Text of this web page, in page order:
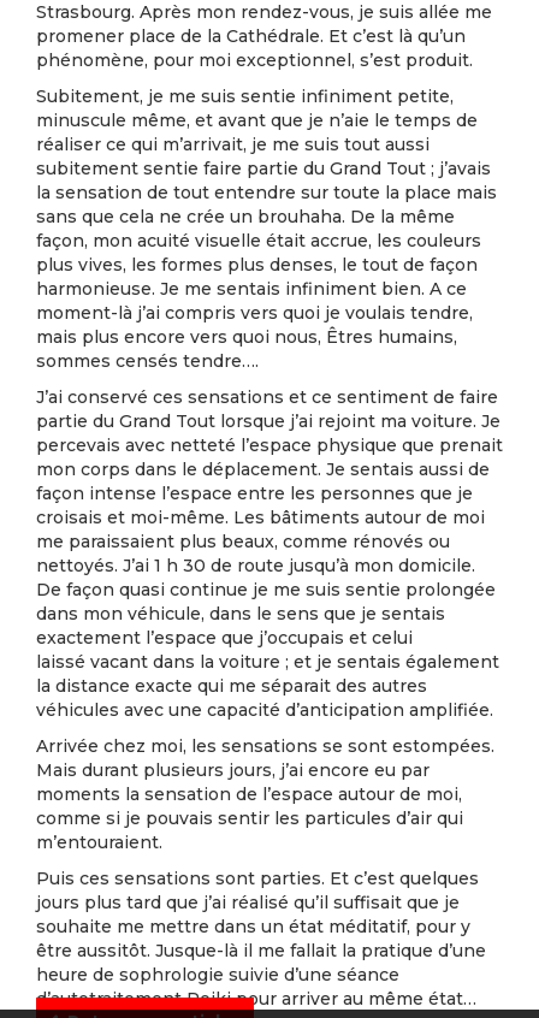
Strasbourg. Après mon rendez-vous, je suis allée me
promener place de la Cathédrale. Et c’est là qu’un
phénomène, pour moi exceptionnel, s’est produit.
Subitement, je me suis sentie infiniment petite,
minuscule même, et avant que je n’aie le temps de
réaliser ce qui m’arrivait, je me suis tout aussi
subitement sentie faire partie du Grand Tout ; j’avais
la sensation de tout entendre sur toute la place mais
sans que cela ne crée un brouhaha. De la même
façon, mon acuité visuelle était accrue, les couleurs
plus vives, les formes plus denses, le tout de façon
harmonieuse. Je me sentais infiniment bien. A ce
moment-là j’ai compris vers quoi je voulais tendre,
mais plus encore vers quoi nous, Êtres humains,
sommes censés tendre….
J’ai conservé ces sensations et ce sentiment de faire
partie du Grand Tout lorsque j’ai rejoint ma voiture. Je
percevais avec netteté l’espace physique que prenait
mon corps dans le déplacement. Je sentais aussi de
façon intense l’espace entre les personnes que je
croisais et moi-même. Les bâtiments autour de moi
me paraissaient plus beaux, comme rénovés ou
nettoyés. J’ai 1 h 30 de route jusqu’à mon domicile.
De façon quasi continue je me suis sentie prolongée
dans mon véhicule, dans le sens que je sentais
exactement l’espace que j’occupais et celui
laissé vacant dans la voiture ; et je sentais également
la distance exacte qui me séparait des autres
véhicules avec une capacité d’anticipation amplifiée.
Arrivée chez moi, les sensations se sont estompées.
Mais durant plusieurs jours, j’ai encore eu par
moments la sensation de l’espace autour de moi,
comme si je pouvais sentir les particules d’air qui
m’entouraient.
Puis ces sensations sont parties. Et c’est quelques
jours plus tard que j’ai réalisé qu’il suffisait que je
souhaite me mettre dans un état méditatif, pour y
être aussitôt. Jusque-là il me fallait la pratique d’une
heure de sophrologie suivie d’une séance
d’autotraitement Reiki pour arriver au même état…